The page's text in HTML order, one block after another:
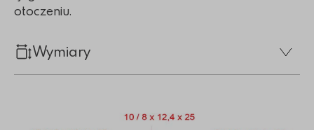
otoczeniu.
Wymiary